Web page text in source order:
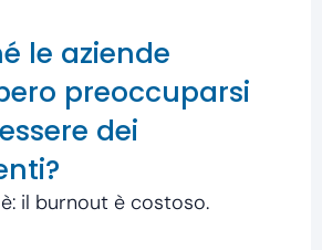
le aziende
preoccuparsi
dei
il burnout è costoso.